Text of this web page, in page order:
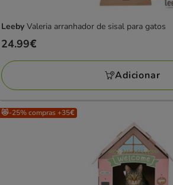
Leeby Valeria arranhador de sisal para gatos
Preço
24.99€
24.99€
Adicionar
😻-25% compras +35€